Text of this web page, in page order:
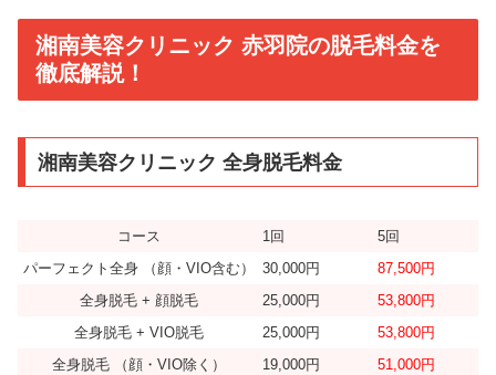
湘南美容クリニック 赤羽院の脱毛料金を
徹底解説！
湘南美容クリニック 全身脱毛料金
コース 1回
5回
パーフェクト全身 （顔・VIO含む）
30,000円
87,500円
全身脱毛 + 顔脱毛
25,000円
53,800円
全身脱毛 + VIO脱毛
25,000円
53,800円
全身脱毛 （顔・VIO除く）
19,000円 51,000円